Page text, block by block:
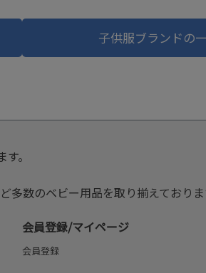
子供服ブランドの
。
数のベビー用品を取り揃えておりま
会員登録/マイページ
会員登録